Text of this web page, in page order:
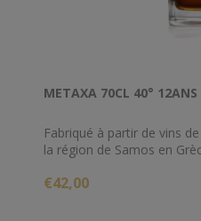
METAXA 70CL 40° 12ANS
Fabriqué à partir de vins
la région de Samos en
pleine de chocolat,
€42,00